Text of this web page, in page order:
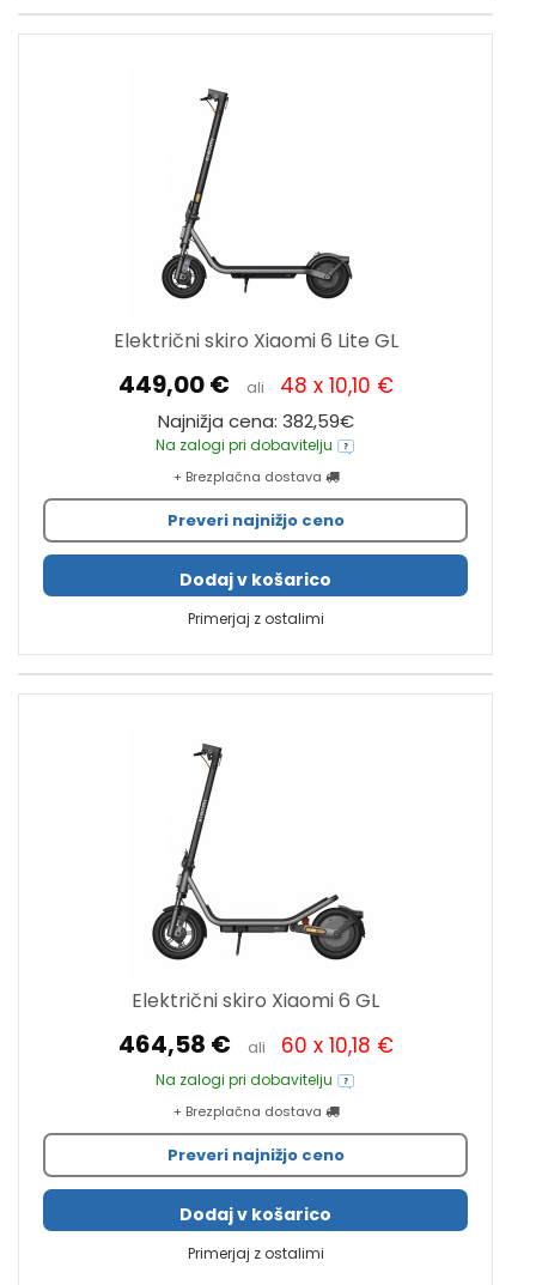
Električni skiro Xiaomi 6 Lite GL
449,00 € ali 48 x 10,10 €
Najnižja cena: 382,59€
Na zalogi pri dobavitelju
+ Brezplačna dostava
Preveri najnižjo ceno
Dodaj v košarico
Primerjaj z ostalimi
Električni skiro Xiaomi 6 GL
464,58 € ali 60 x 10,18 €
Na zalogi pri dobavitelju
+ Brezplačna dostava
Preveri najnižjo ceno
Dodaj v košarico
Primerjaj z ostalimi